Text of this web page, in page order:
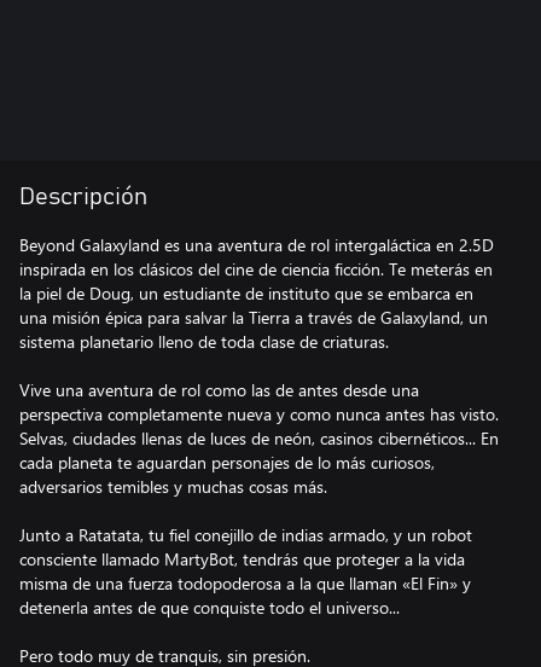
Descripción
Beyond Galaxyland es una aventura de rol intergaláctica en 2.5D
inspirada en los clásicos del cine de ciencia ficción. Te meterás en
la piel de Doug, un estudiante de instituto que se embarca en
una misión épica para salvar la Tierra a través de Galaxyland, un
sistema planetario lleno de toda clase de criaturas.
Vive una aventura de rol como las de antes desde una
perspectiva completamente nueva y como nunca antes has visto.
Selvas, ciudades llenas de luces de neón, casinos cibernéticos... En
cada planeta te aguardan personajes de lo más curiosos,
adversarios temibles y muchas cosas más.
Junto a Ratatata, tu fiel conejillo de indias armado, y un robot
consciente llamado MartyBot, tendrás que proteger a la vida
misma de una fuerza todopoderosa a la que llaman «El Fin» y
detenerla antes de que conquiste todo el universo...
Pero todo muy de tranquis, sin presión.